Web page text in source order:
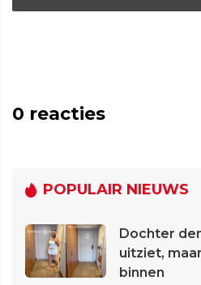
0 reacties
POPULAIR NIEUWS
Dochter
uitziet,
binnen